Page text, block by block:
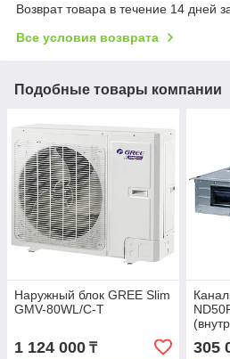
Возврат товара в течение 14 дней
Все условия возврата
Подобные товары компании
Наружный блок GREE Slim
GMV-80WL/C-T
1 124 000 ₸ 305